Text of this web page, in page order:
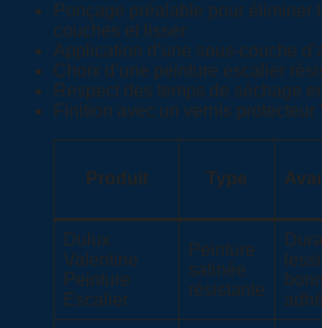
Ponçage préalable pour éliminer
couches et lisser
Application d’une sous-couche
Choix d’une peinture escalier
Respect des temps de séchage
Finition avec un vernis
Produit Type
Dulux
Valentine
Peinture
Escalier
Peinture
satinée
résistante